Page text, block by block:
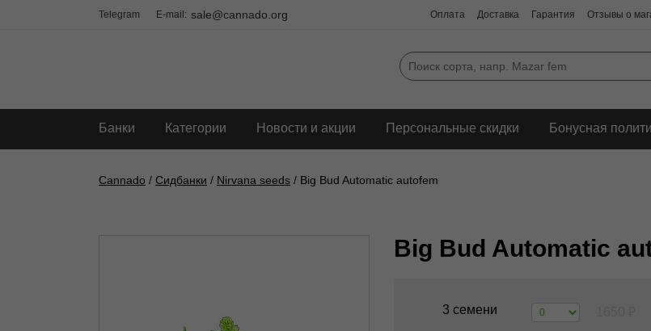
Telegram E-mail: sale@cannado.org Оплата Доставка Гарантия Отзывы о
Банки Категории Новости и акции Персональные скидки Бонусная
Cannado / Сидбанки / Nirvana seeds / Big Bud Automatic autofem
Big Bud Automatic
3 семени